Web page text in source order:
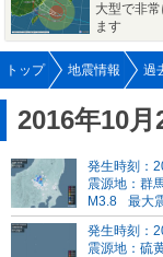
大型で非
ます
トップ 地震情報 過
2016年10
発生時刻：
震源地：群
M3.8
最大
発生時刻：
震源地：硫